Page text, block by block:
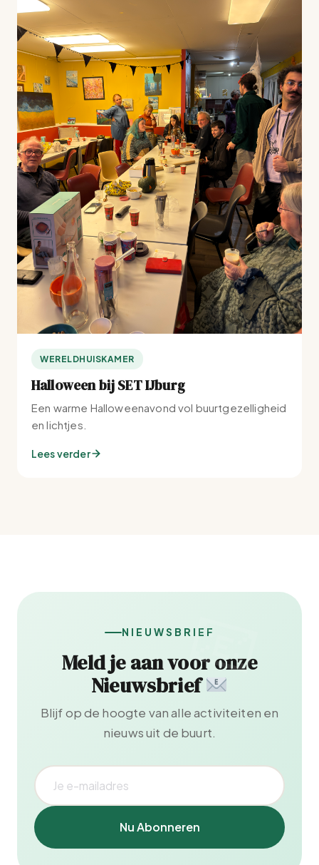
WERELDHUISKAMER
Halloween bij SET IJburg
Een warme Halloweenavond vol buurtgezelligheid
en lichtjes.
Lees verder
NIEUWSBRIEF
Meld je aan voor onze
Nieuwsbrief
Blijf op de hoogte van alle activiteiten en
nieuws uit de buurt.
Nu Abonneren